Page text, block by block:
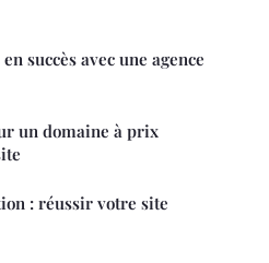
succès avec une agence
un domaine à prix
: réussir votre site